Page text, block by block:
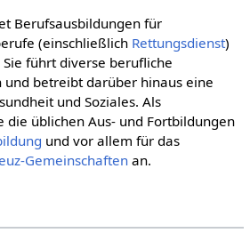
Berufsausbildungen für
(einschließlich Rettungsdienst)
führt diverse berufliche
betreibt darüber hinaus eine
und Soziales. Als
die üblichen Aus- und Fortbildungen
und vor allem für das
Gemeinschaftenan.